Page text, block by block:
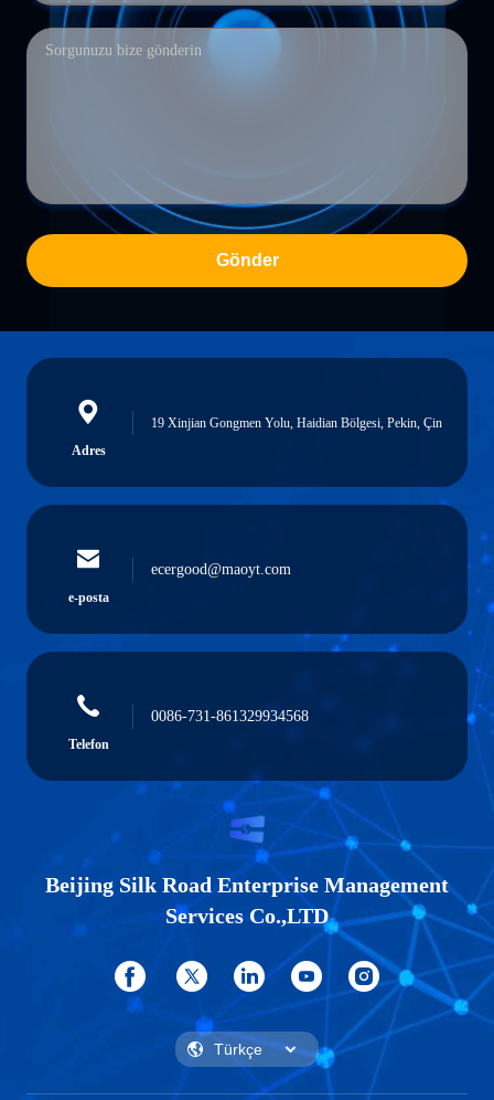
Gönder
Adres
19 Xinjian Gongmen Yolu, Haidian Bölgesi, Pekin, Çin
e-posta
ecergood@maoyt.com
Telefon
0086-731-861329934568
Beijing Silk Road Enterprise Management
Services Co.,LTD